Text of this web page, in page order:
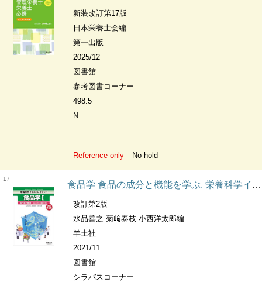
新装改訂第17版
日本栄養士会編
第一出版
2025/12
図書館
参考図書コーナー
498.5
N
Reference only No hold
17
食品学 食品の成分と機能を学ぶ. 栄養科学イラストレイテッド 食べ物と健康
改訂第2版
水品善之 菊﨑泰枝 小西洋太郎編
羊土社
2021/11
図書館
シラバスコーナー